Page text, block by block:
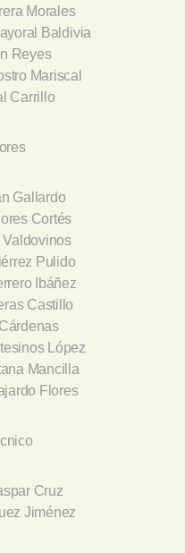
Morales
Baldivia
Reyes
Mariscal
Carrillo
Gallardo
Cortés
Valdovinos
Pulido
Ibáñez
Castillo
López
Mancilla
Flores
Cruz
Jiménez